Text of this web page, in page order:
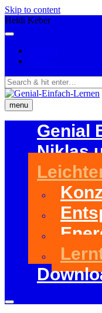
Skip to content
Heidi Keber
menu
Genial
Niklas